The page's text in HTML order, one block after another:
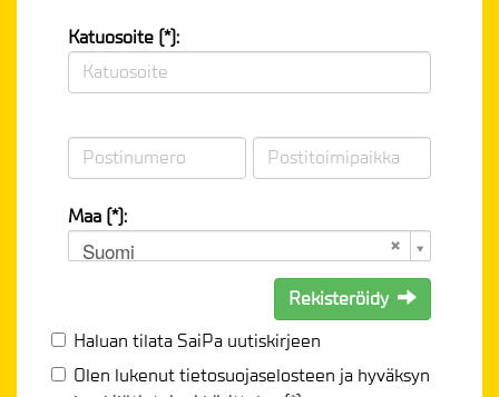
Katuosoite (*):
Maa (*):
Suomi
Rekisteröidy
Haluan tilata SaiPa uutiskirjeen
Olen lukenuttietosuojaselosteen ja hyväksyn